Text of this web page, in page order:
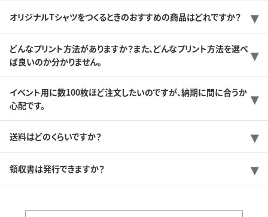
オリジナルTシャツをつくるときのおすすめの商品はどれですか？
どんなプリント方法がありますか？また、どんなプリント方法を選べ
ば良いのか分かりません。
イベント用に数100枚ほど注文したいのですが、納期に間に合うか
心配です。
送料はどのくらいですか？
領収書は発行できますか？